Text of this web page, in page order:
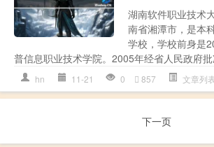
湖南软件职业技术
南省湘潭市，是本
学校，学校前身是
普信息职业技术学院。2005年经省人民政府
hn 11-21 0 857 文章列
下一页